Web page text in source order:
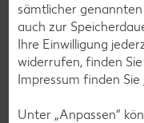
ROYAL ORANGE
Maasdam
je 100 g
0.69
sämtlicher
auch zur
Ihre Einwilligung
widerrufen, finden
Impressum finden Sie
Unter „Anpassen“